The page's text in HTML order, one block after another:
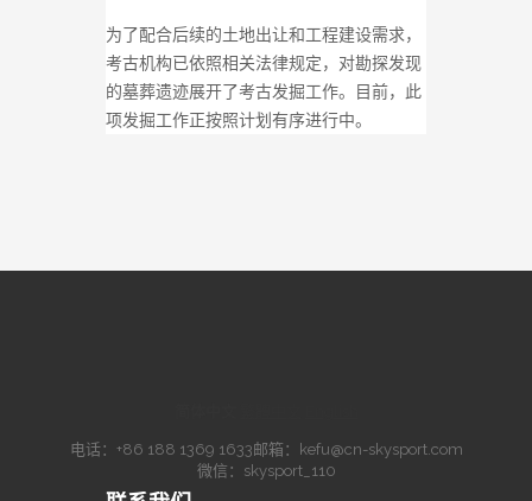
为了配合后续的土地出让和工程建设需求，
考古机构已依照相关法律规定，对勘探发现
的墓葬遗迹展开了考古发掘工作。目前，此
项发掘工作正按照计划有序进行中。
电话： +86 188 1369 1633邮箱：
kefu@cn-skysport.com
微信：skysport_110